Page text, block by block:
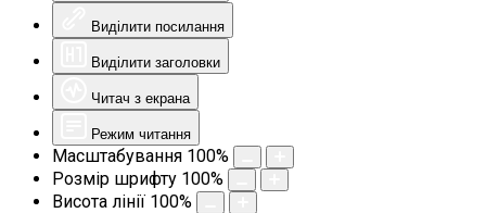
Виділити посилання
Виділити заголовки
Читач з екрана
Режим читання
Масштабування 100%
Розмір шрифту 100%
Висота лінії 100%